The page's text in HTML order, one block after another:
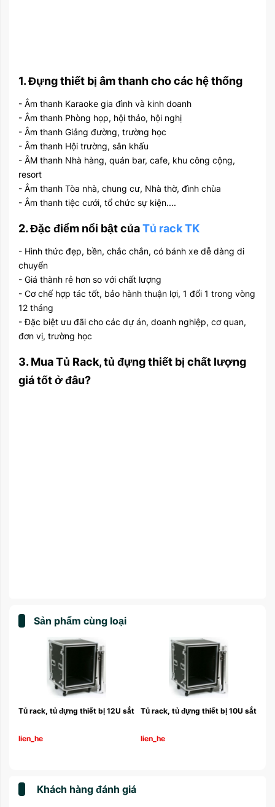
1. Đựng thiết bị âm thanh cho các hệ thống
- Âm thanh Karaoke gia đình và kinh doanh
- Âm thanh Phòng họp, hội thảo, hội nghị
- Âm thanh Giảng đường, trường học
- Âm thanh Hội trường, sân khấu
- ÂM thanh Nhà hàng, quán bar, cafe, khu công cộng,
resort
- Âm thanh Tòa nhà, chung cư, Nhà thờ, đình chùa
- Âm thanh tiệc cưới, tổ chức sự kiện....
2. Đặc điểm nổi bật củaTủ rack TK
- Hình thức đẹp, bền, chắc chắn, có bánh xe dễ dàng di
chuyển
- Giá thành rẻ hơn so với chất lượng
- Cơ chế hợp tác tốt, bảo hành thuận lợi, 1 đổi 1 trong vòng
12 tháng
- Đặc biệt ưu đãi cho các dự án, doanh nghiệp, cơ quan,
đơn vị, trường học
3. Mua Tủ Rack, tủ đựng thiết bị chất lượng
giá tốt ở đâu?
Sản phẩm cùng loại
Tủ rack, tủ đựng thiết bị 12U sắt
lien_he
Tủ rack, tủ đựng thiết bị 10U sắt
lien_he
Khách hàng đánh giá